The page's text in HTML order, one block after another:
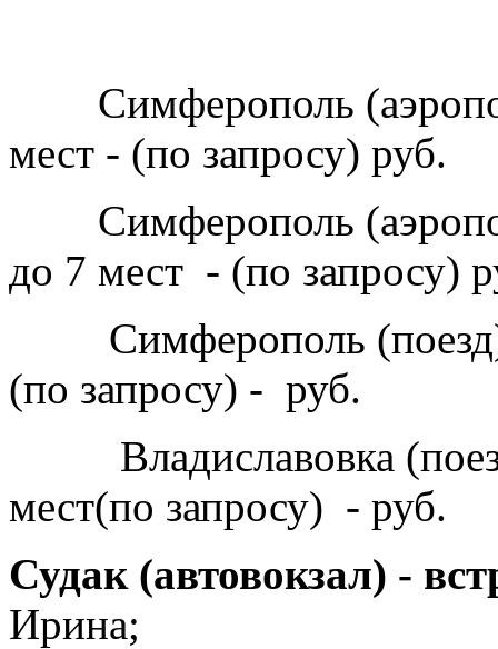
Симферополь
мест - (по запросу) руб.
Симферополь
до 7 мест - (по запросу)
Симферополь (поезд)
(по запросу) - руб.
Владиславовка
мест(по запросу) -
Судак (автовокзал) -
Ирина;